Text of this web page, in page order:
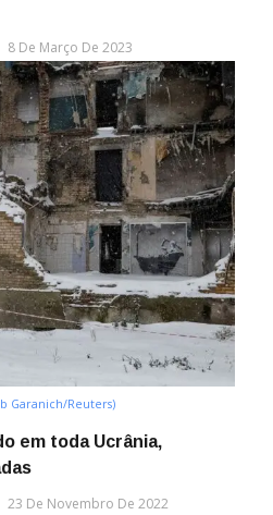
8 De Março De 2023
Garanich/Reuters)
em toda Ucrânia,
23 De Novembro De 2022